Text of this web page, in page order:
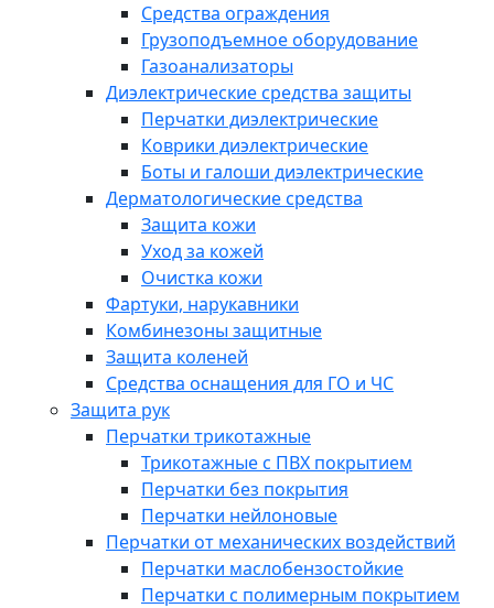
Средства ограждения
Грузоподъемное оборудование
Газоанализаторы
Диэлектрические средства защиты
Перчатки диэлектрические
Коврики диэлектрические
Боты и галоши диэлектрические
Дерматологические средства
Защита кожи
Уход за кожей
Очистка кожи
Фартуки, нарукавники
Комбинезоны защитные
Защита коленей
Средства оснащения для ГО и ЧС
Защита рук
Перчатки трикотажные
Трикотажные с ПВХ покрытием
Перчатки без покрытия
Перчатки нейлоновые
Перчатки от механических воздействий
Перчатки маслобензостойкие
Перчатки с полимерным покрытием